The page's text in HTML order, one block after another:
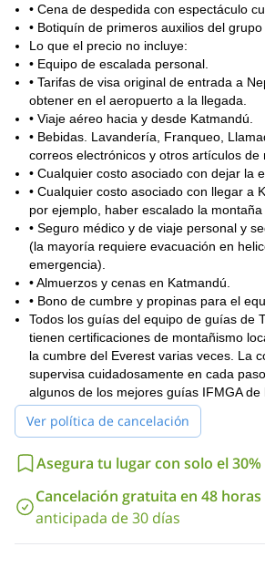
• Cena de despedida con espectáculo
• Botiquín de primeros auxilios del grupo
Lo que el precio no incluye:
• Equipo de escalada personal.
• Tarifas de visa original de entrada a
obtener en el aeropuerto a la llegada.
• Viaje aéreo hacia y desde Katmandú.
• Bebidas. Lavandería, Franqueo,
correos electrónicos y otros artículos de
• Cualquier costo asociado con dejar la
• Cualquier costo asociado con llegar a
por ejemplo, haber escalado la montaña
• Seguro médico y de viaje personal y
(la mayoría requiere evacuación en
emergencia).
• Almuerzos y cenas en Katmandú.
• Bono de cumbre y propinas para el
Todos los guías del equipo de guías de
tienen certificaciones de montañismo
la cumbre del Everest varias veces. La
supervisa cuidadosamente en cada
algunos de los mejores guías IFMGA de
Ver política de cancelación
Asegura tu lugar con solo el 30%
Cancelación gratuita en 48 horas
anticipada de 30 días